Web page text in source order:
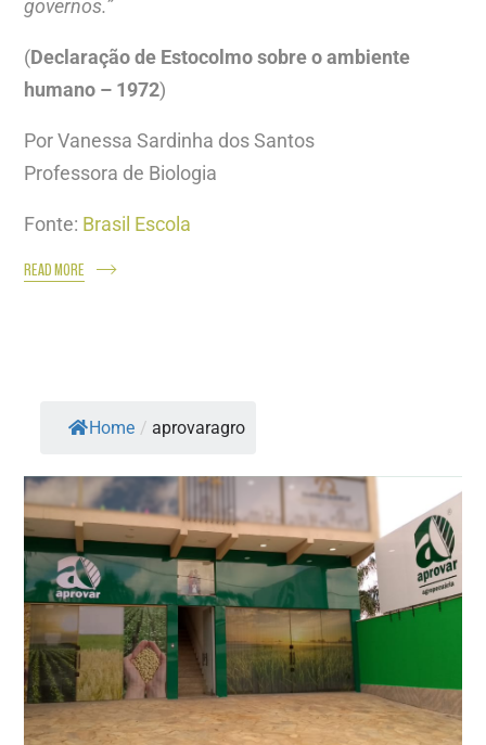
governos.”
(Declaração de Estocolmo sobre o ambiente
humano – 1972)
Por Vanessa Sardinha dos Santos
Professora de Biologia
Fonte: Brasil Escola
READ MORE
Home / aprovaragro